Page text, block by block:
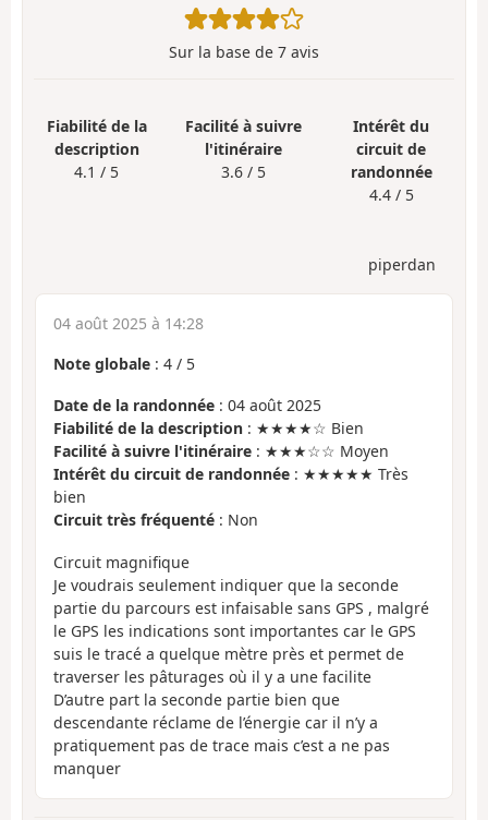
Sur la base de 7 avis
Fiabilité de la
description
4.1 / 5
Facilité à suivre
l'itinéraire
3.6 / 5
Intérêt du
circuit de
randonnée
4.4 / 5
piperdan
04 août 2025 à 14:28
Note globale : 4 / 5
Date de la randonnée : 04 août 2025
Fiabilité de la description : ★★★★☆ Bien
Facilité à suivre l'itinéraire : ★★★☆☆ Moyen
Intérêt du circuit de randonnée : ★★★★★ Très
bien
Circuit très fréquenté : Non
Circuit magnifique
Je voudrais seulement indiquer que la seconde
partie du parcours est infaisable sans GPS , malgré
le GPS les indications sont importantes car le GPS
suis le tracé a quelque mètre près et permet de
traverser les pâturages où il y a une facilite
D’autre part la seconde partie bien que
descendante réclame de l’énergie car il n’y a
pratiquement pas de trace mais c’est a ne pas
manquer